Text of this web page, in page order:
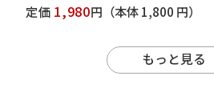
定価 1,980円 （本体 1,800 円）
もっと見る